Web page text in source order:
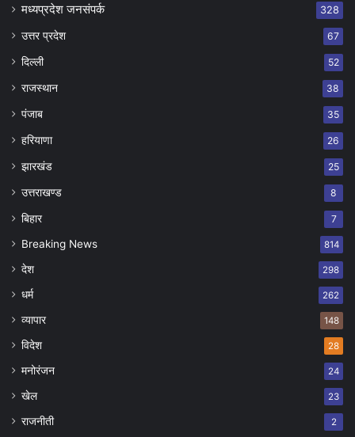
मध्यप्रदेश जनसंपर्क 328
उत्तर प्रदेश 67
दिल्ली 52
राजस्थान 38
पंजाब 35
हरियाणा 26
झारखंड 25
उत्तराखण्ड 8
बिहार 7
Breaking News 814
देश 298
धर्म 262
व्यापार 148
विदेश 28
मनोरंजन 24
खेल 23
राजनीती 2